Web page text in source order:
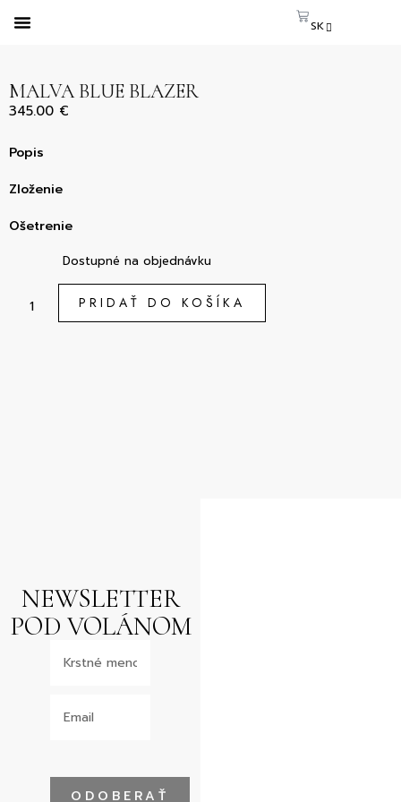
SK
MALVA BLUE BLAZER
345.00 €
Popis
Zloženie
Ošetrenie
Dostupné na objednávku
PRIDAŤ DO KOŠÍKA
NEWSLETTER
POD VOLÁNOM
ODOBERAŤ